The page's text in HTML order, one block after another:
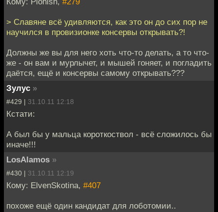
> Славяне всё удивляются, как это он до сих пор не
научился в провизионке консервы открывать?!
Должны же вы для него хоть что-то делать, а то что-
же - он вам и мурлычет, и мышей гоняет, и погладить
даётся, ещё и консервы самому открывать???
Зулуc »
#429 | 31.10.11 12:18
Кстати:
А был бы у мальца короткоствол - всё сложилось бы
иначе!!!
LosAlamos »
#430 | 31.10.11 12:19
Кому: ElvenSkotina, #407
поxоже ещё один кандидат для лоботомии..